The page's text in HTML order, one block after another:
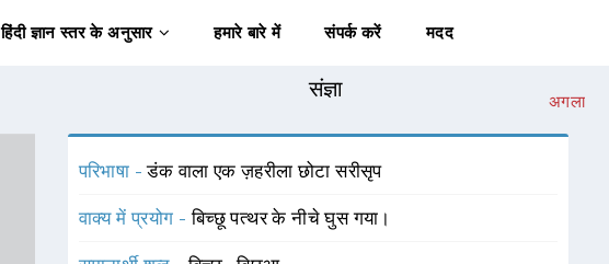
हिंदी ज्ञान स्तर के अनुसार हमारे बारे में संपर्क करें मदद
संज्ञा
अगला
परिभाषा -डंक वाला एक ज़हरीला छोटा सरीसृप
वाक्य में प्रयोग -बिच्छू पत्थर के नीचे घुस गया।